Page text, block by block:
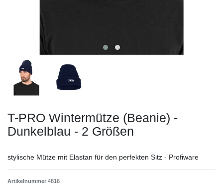
T-PRO Wintermütze (Beanie) -
Dunkelblau - 2 Größen
stylische Mütze mit Elastan für den perfekten Sitz - Profiware
Artikelnummer 4816